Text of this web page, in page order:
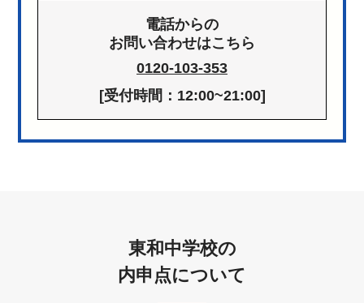
電話からの
お問い合わせはこちら
0120-103-353
[受付時間：12:00~21:00]
東和中学校の
内申点について